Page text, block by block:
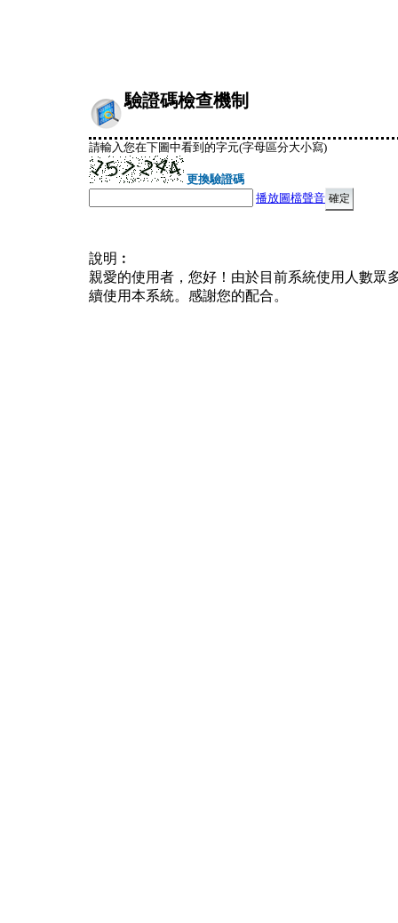
驗證碼檢查機制
請輸入您在下圖中看到的字元(字母區分大小寫)
更換驗證碼
播放圖檔聲音
說明︰
親愛的使用者，您好！由於目前系統使用人數眾
續使用本系統。感謝您的配合。